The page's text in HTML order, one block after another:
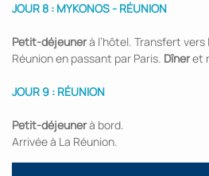
JOUR 8 : MYKONOS - RÉUNION
Petit-déjeunerà l’hôtel. Transfert vers
Réunion en passant par Paris. Dîneret
JOUR 9 : RÉUNION
Petit-déjeunerà bord.
Arrivée à La Réunion.